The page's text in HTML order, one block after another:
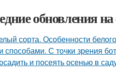
обновления на
сорта. Особенности
способами. С точки зрения
и посеять осенью в